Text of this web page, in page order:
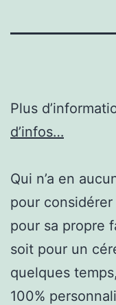
Plus
d’infos…
Qui n’a en
pour
pour sa propre
soit pour un
quelques
100%